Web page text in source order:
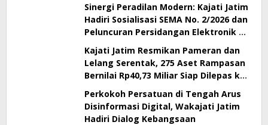
Sinergi Peradilan Modern: Kajati Jatim
Hadiri Sosialisasi SEMA No. 2/2026 dan
Peluncuran Persidangan Elektronik di
PT Surabaya
Kajati Jatim Resmikan Pameran dan
Lelang Serentak, 275 Aset Rampasan
Bernilai Rp40,73 Miliar Siap Dilepas ke
Publik
Perkokoh Persatuan di Tengah Arus
Disinformasi Digital, Wakajati Jatim
Hadiri Dialog Kebangsaan